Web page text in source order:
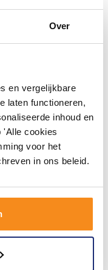
Over
en vergelijkbare
laten functioneren,
inhoud en
'Alle cookies
voor het
in ons beleid.
Deel jouw
bouwen we een
met unieke
mee?